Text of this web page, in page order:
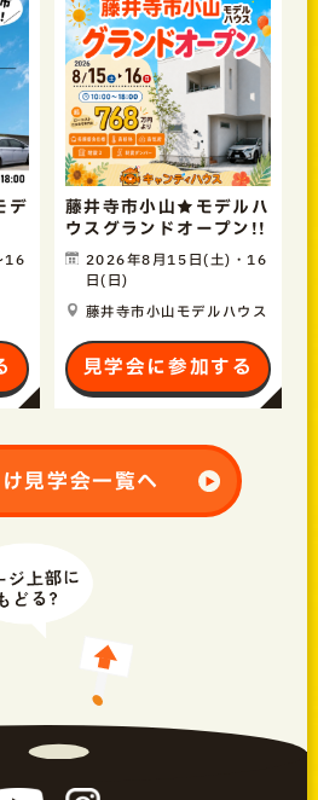
デ
16
藤井寺市小山★モデルハ
ウスグランドオープン!!
2026年8月15日(土)・16
日(日)
藤井寺市小山モデルハウス
見学会に参加する
見学会一覧へ